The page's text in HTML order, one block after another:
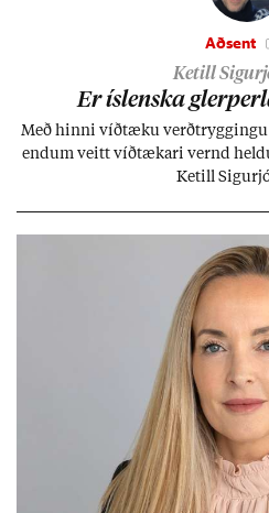
Aðsent
Ketill
Er ís­lenska
Með hinni víð­tæku
end­um veitt víð­tæk­ari vernd
Ketill